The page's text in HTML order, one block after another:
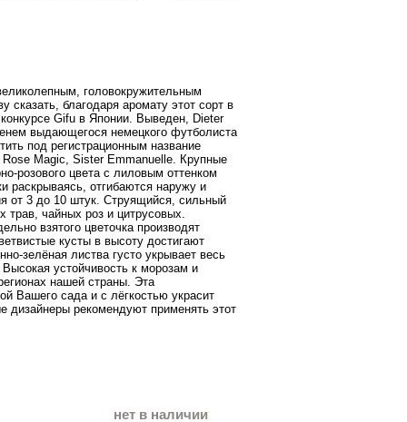
м, головокружительным
сказать, благодаря аромату этот сорт в
конкурсе Gifu в Японии. Выведен, Dieter
выдающегося немецкого футболиста
под регистрационным название
Rose Magic, Sister Emmanuelle. Крупные
-розового цвета с лиловым оттенком
раскрываясь, отгибаются наружу и
от 3 до 10 штук. Струящийся, сильный
трав, чайных роз и цитрусовых.
взятого цветочка производят
кусты в высоту достигают
-зелёная листва густо укрывает весь
Высокая устойчивость к морозам и
нашей страны. Эта
Вашего сада и с лёгкостью украсит
дизайнеры рекомендуют применять этот
нет в наличии